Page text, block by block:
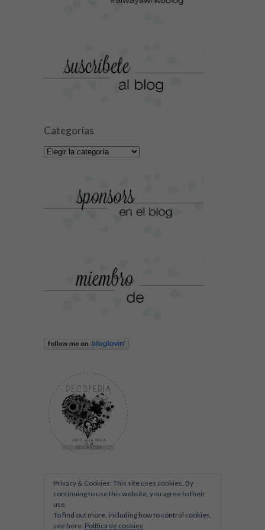
Categorías
Categorías
Privacy & Cookies: This site uses cookies. By
continuing to use this website, you agree to their
use.
To find out more, including how to control cookies,
see here: Política de cookies